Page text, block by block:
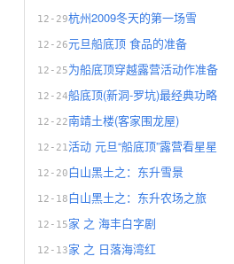
12-29杭州2009冬天的第一场雪
12-26元旦船底顶 食品的准备
12-25为船底顶穿越露营活动作准备
12-24船底顶(新洞-罗坑)最经典功略
12-22南靖土楼(客家围龙屋)
12-21 活动 元旦“船底顶”露营看星星
12-20白山黑土之：东升雪景
12-18白山黑土之：东升农场之旅
12-15家 之 海丰白字剧
12-13家 之 日落海湾红